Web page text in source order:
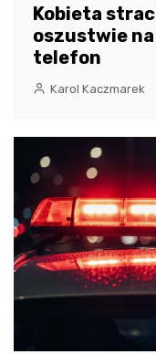
Kobieta
oszustwie
telefon
Karol Kaczmarek